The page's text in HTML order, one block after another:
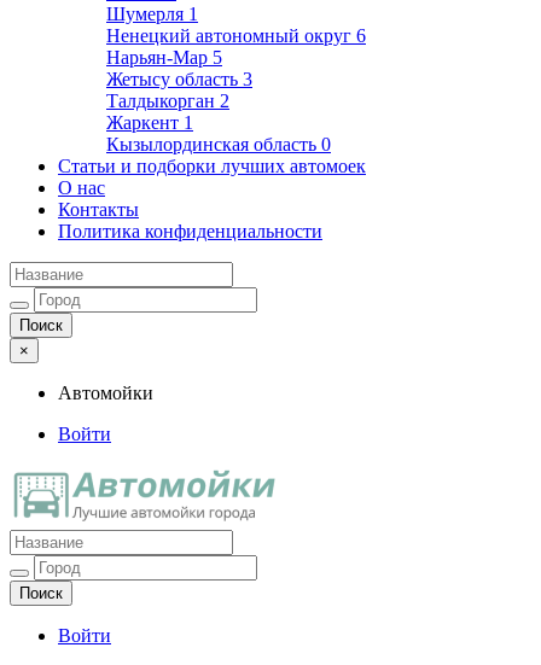
Шумерля 1
Ненецкий автономный округ 6
Нарьян-Мар 5
Жетысу область 3
Талдыкорган 2
Жаркент 1
Кызылординская область 0
Статьи и подборки лучших автомоек
О нас
Контакты
Политика конфиденциальности
×
Автомойки
Войти
Автомойки
Ещё один сайт на WordPress
Войти